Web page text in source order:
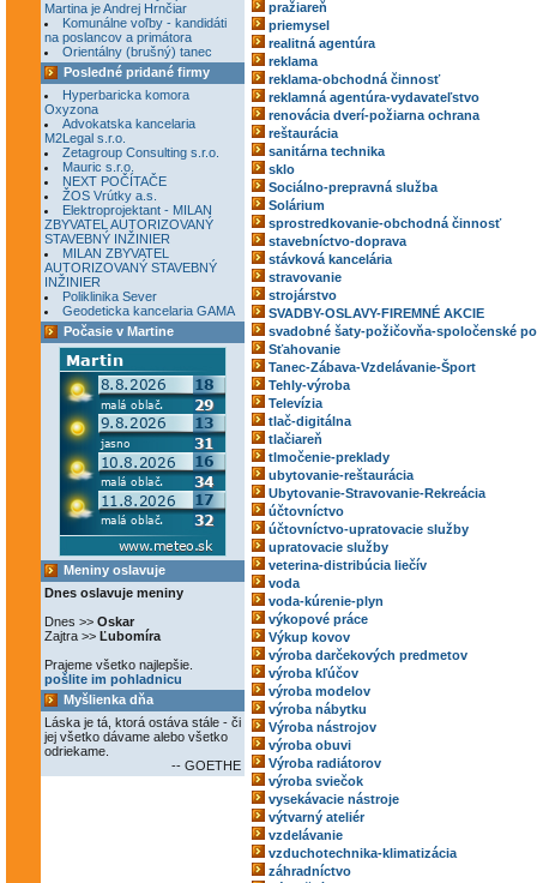
Martina je Andrej Hrnčiar
Komunálne voľby - kandidáti
na poslancov a primátora
Orientálny (brušný) tanec
Posledné pridané firmy
Hyperbaricka komora
Oxyzona
Advokatska kancelaria
M2Legal s.r.o.
Zetagroup Consulting s.r.o.
Mauric s.r.o.
NEXT POČÍTAČE
ŽOS Vrútky a.s.
Elektroprojektant - MILAN
ZBYVATEL AUTORIZOVANÝ
STAVEBNÝ INŽINIER
MILAN ZBYVATEL
AUTORIZOVANÝ STAVEBNÝ
INŽINIER
Poliklinika Sever
Geodeticka kancelaria GAMA
Počasie v Martine
Meniny oslavuje
Dnes oslavuje meniny
Dnes >> Oskar
Zajtra >> Ľubomíra
Prajeme všetko najlepšie.
pošlite im pohladnicu
Myšlienka dňa
Láska je tá, ktorá ostáva stále - či
jej všetko dávame alebo všetko
odriekame.
-- GOETHE
pražiareň
priemysel
realitná agentúra
reklama
reklama-obchodná činnosť
reklamná agentúra-vydavateľstvo
renovácia dverí-požiarna ochrana
reštaurácia
sanitárna technika
sklo
Sociálno-prepravná služba
Solárium
sprostredkovanie-obchodná činnosť
stavebníctvo-doprava
stávková kancelária
stravovanie
strojárstvo
SVADBY-OSLAVY-FIREMNÉ AKCIE
svadobné šaty-požičovňa-spoločenské
Sťahovanie
Tanec-Zábava-Vzdelávanie-Šport
Tehly-výroba
Televízia
tlač-digitálna
tlačiareň
tlmočenie-preklady
ubytovanie-reštaurácia
Ubytovanie-Stravovanie-Rekreácia
účtovníctvo
účtovníctvo-upratovacie služby
upratovacie služby
veterina-distribúcia liečív
voda
voda-kúrenie-plyn
výkopové práce
Výkup kovov
výroba darčekových predmetov
výroba kľúčov
výroba modelov
výroba nábytku
Výroba nástrojov
výroba obuvi
Výroba radiátorov
výroba sviečok
vysekávacie nástroje
výtvarný ateliér
vzdelávanie
vzduchotechnika-klimatizácia
záhradníctvo